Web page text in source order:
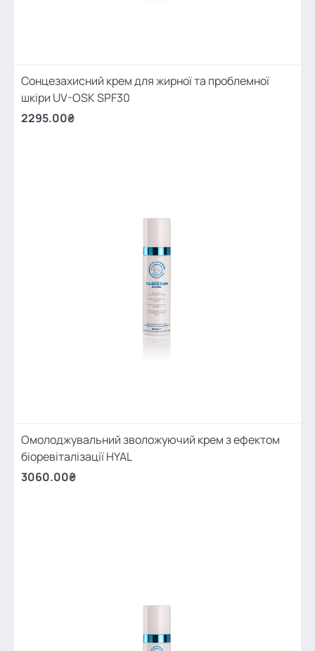
Сонцезахисний крем для жирної та проблемної
шкіри UV-OSK SPF30
2295.00₴
Омолоджувальний зволожуючий крем з ефектом
біоревіталізації HYAL
3060.00₴